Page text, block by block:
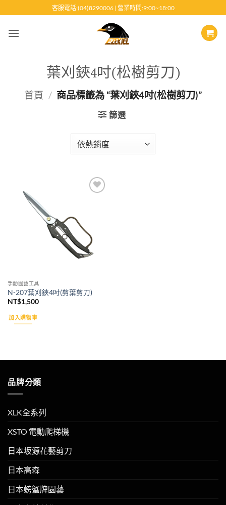
至
客服電話:(04)8290006 | 營業時間:9:00~18:00
葉刈鋏4吋(松樹剪刀)
首頁 / 商品標籤為 “葉刈鋏4吋(松樹剪刀)”
篩選
手動園藝工具
N-207葉刈鋏4吋(剪葉剪刀)
NT$1,500
加入購物車
品牌分類
XLK全系列
XSTO 電動爬梯機
日本坂源花藝剪刀
日本高森
日本螃蟹牌園藝